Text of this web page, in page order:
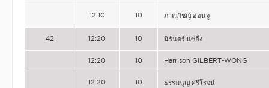
12:10 10 ภาณุวิชญ์ อ่อนจู
42 12:20 10 นิรันดร์ แซ่อึ้ง
12:20 10 Harrison GILBERT-WONG
12:20 10 ธรรมนูญ ศรีโรจน์